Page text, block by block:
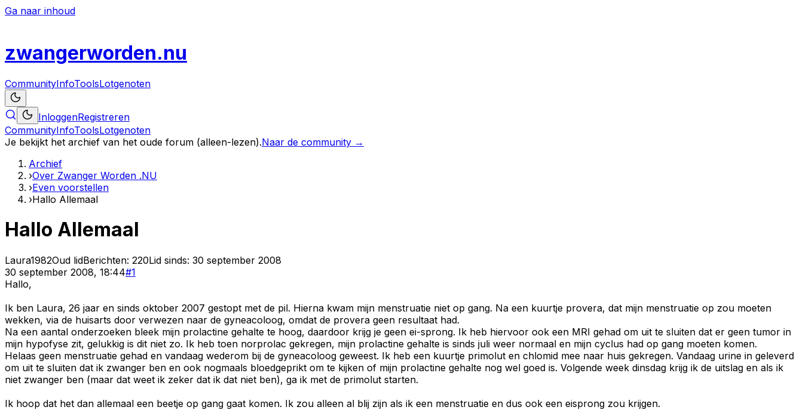
Ga naar inhoud
zwangerworden.nu
CommunityInfoToolsLotgenoten
InloggenRegistreren
CommunityInfoToolsLotgenoten
Je bekijkt het archief van het oude forum (alleen-lezen).Naar de community →
Archief
›Over Zwanger Worden .NU
›Even voorstellen
›Hallo Allemaal
Hallo Allemaal
Laura1982Oud lidBerichten: 220Lid sinds: 30 september 2008
30 september 2008, 18:44#1
Hallo,
Ik ben Laura, 26 jaar en sinds oktober 2007 gestopt met de pil. Hierna kwam mijn menstruatie niet op gang. Na een kuurtje provera, dat mijn menstruatie op zou moeten
wekken, via de huisarts door verwezen naar de gyneacoloog, omdat de provera geen resultaat had.
Na een aantal onderzoeken bleek mijn prolactine gehalte te hoog, daardoor krijg je geen ei-sprong. Ik heb hiervoor ook een MRI gehad om uit te sluiten dat er geen tumor in
mijn hypofyse zit, gelukkig is dit niet zo. Ik heb toen norprolac gekregen, mijn prolactine gehalte is sinds juli weer normaal en mijn cyclus had op gang moeten komen.
Helaas geen menstruatie gehad en vandaag wederom bij de gyneacoloog geweest. Ik heb een kuurtje primolut en chlomid mee naar huis gekregen. Vandaag urine in geleverd
om uit te sluiten dat ik zwanger ben en ook nogmaals bloedgeprikt om te kijken of mijn prolactine gehalte nog wel goed is. Volgende week dinsdag krijg ik de uitslag en als ik
niet zwanger ben (maar dat weet ik zeker dat ik dat niet ben), ga ik met de primolut starten.
Ik hoop dat het dan allemaal een beetje op gang gaat komen. Ik zou alleen al blij zijn als ik een menstruatie en dus ook een eisprong zou krijgen.